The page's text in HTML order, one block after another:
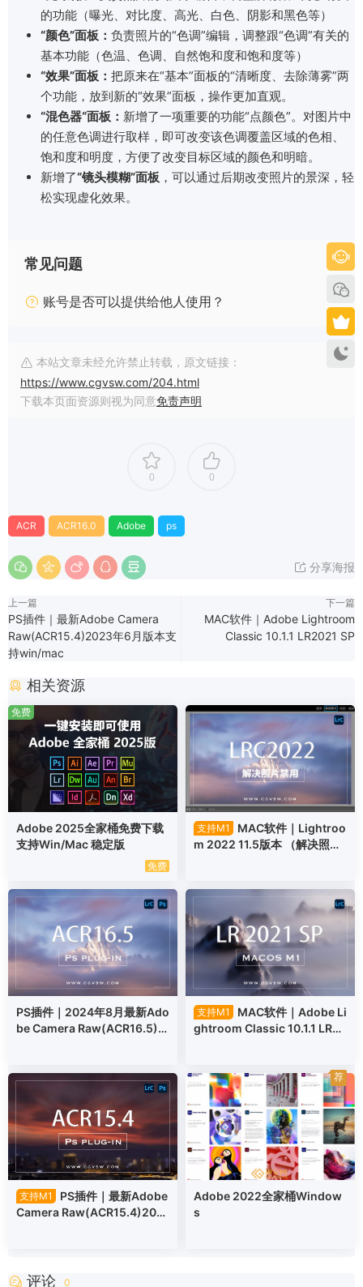
的功能（曝光、对比度、高光、白色、阴影和黑色等）
“颜色”面板： 负责照片的“色调”编辑，调整跟“色调”有关的
基本功能（色温、色调、自然饱和度和饱和度等）
“效果”面板： 把原来在“基本”面板的“清晰度、去除薄雾”两
个功能，放到新的“效果”面板，操作更加直观。
“混色器“面板： 新增了一项重要的功能“点颜色”。对图片中
的任意色调进行取样，即可改变该色调覆盖区域的色相、
饱和度和明度，方便了改变目标区域的颜色和明暗。
新增了“镜头模糊”面板 ，可以通过后期改变照片的景深，轻
松实现虚化效果。
常见问题
账号是否可以提供给他人使用？
本站文章未经允许禁止转载，原文链接：
https://www.cgvsw.com/204.html
下载本页面资源则视为同意免责声明
0 0
ACR ACR16.0 Adobe ps
分享海报
上一篇
PS插件｜最新Adobe Camera
Raw(ACR15.4)2023年6月版本支
持win/mac
下一篇
MAC软件｜Adobe Lightroom
Classic 10.1.1 LR2021 SP
相关资源
Adobe 2025全家桶免费下载
支持Win/Mac 稳定版
免费
免费
支持M1
MAC软件｜Lightroo
m 2022 11.5版本 （解决照片
PS插件｜2024年8月最新Ado
be Camera Raw(ACR16.5)支
支持M1
MAC软件｜Adobe Li
ghtroom Classic 10.1.1 LR20
支持M1
PS插件｜最新Adobe
Camera Raw(ACR15.4)202
Adobe 2022全家桶Window
s
荐
评论 0